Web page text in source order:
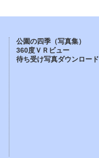
公園の四季（写真集）
360度ＶＲビュー
待ち受け写真ダウンロード